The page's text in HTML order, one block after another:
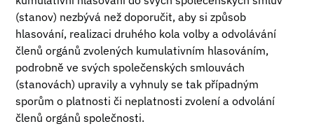
(stanov) nezbývá než doporučit, aby si způsob
hlasování, realizaci druhého kola volby a odvolávání
členů orgánů zvolených kumulativním hlasováním,
podrobně ve svých společenských smlouvách
(stanovách) upravily a vyhnuly se tak případným
sporům o platnosti či neplatnosti zvolení a odvolání
členů orgánů společnosti.